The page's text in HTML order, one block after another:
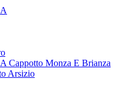
Cappotto Monza E Brianza
Arsizio